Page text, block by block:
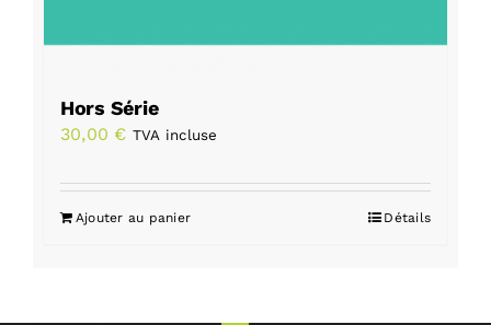
Hors Série
30,00 € TVA incluse
Ajouter au panier Détails